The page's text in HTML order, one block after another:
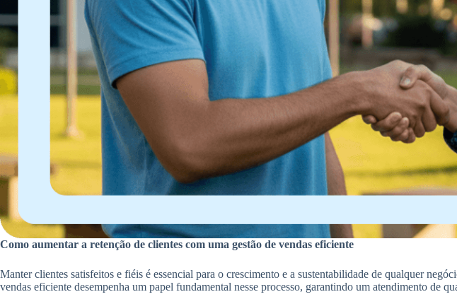
Como aumentar a retenção de clientes com uma gestão de vendas eficiente
Manter clientes satisfeitos e fiéis é essencial para o crescimento e a sustentabilidade de qualquer
vendas eficiente desempenha um papel fundamental nesse processo, garantindo um atendimento de